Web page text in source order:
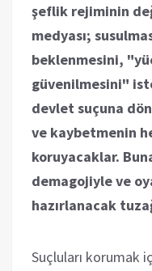
şeflik rejiminin
medyası;
beklenmesini,
güvenilmesini"
devlet suçuna
ve kaybetmenin
koruyacaklar.
demagojiyle ve
hazırlanacak
Suçluları korumak